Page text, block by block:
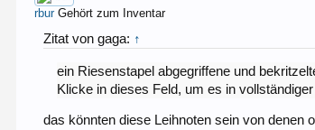
rbur Gehört zum Inventar
Zitat von gaga: ↑
ein Riesenstapel abgegriffene und
Klicke in dieses Feld, um es in
das könnten diese Leihnoten sein von denen